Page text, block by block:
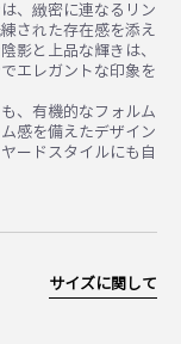
、緻密に連なるリン
された存在感を添え
影と上品な輝きは、
エレガントな印象を
、有機的なフォルム
感を備えたデザイン
ードスタイルにも自
サイズに関して